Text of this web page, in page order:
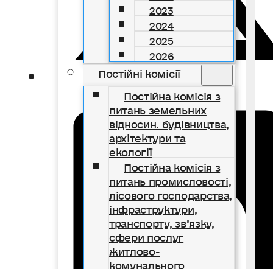
2023
2024
2025
2026
Постійні комісії
Постійна комісія з
питань земельних
відносин. будівництва,
архітектури та
екології
Постійна комісія з
питань промисловості,
лісового господарства,
інфраструктури,
транспорту, зв’язку,
сфери послуг
житлово-
комунального